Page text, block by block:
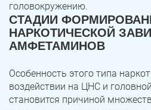
головокружению.
СТАДИИ
НАРКОТИЧЕСКОЙ
АМФЕТАМИНОВ
Особенность этого типа
воздействии на ЦНС и
становится причиной